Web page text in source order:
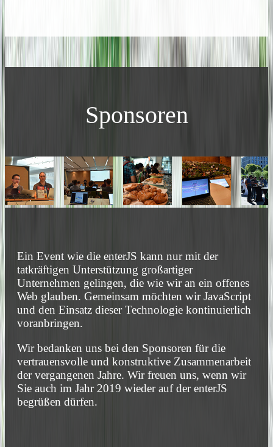
Sponsoren
Ein Event wie die enterJS kann nur mit der
tatkräftigen Unterstützung großartiger
Unternehmen gelingen, die wie wir an ein offenes
Web glauben. Gemeinsam möchten wir JavaScript
und den Einsatz dieser Technologie kontinuierlich
voranbringen.
Wir bedanken uns bei den Sponsoren für die
vertrauensvolle und konstruktive Zusammenarbeit
der vergangenen Jahre. Wir freuen uns, wenn wir
Sie auch im Jahr 2019 wieder auf der enterJS
begrüßen dürfen.